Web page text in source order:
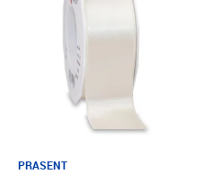
PRASENT